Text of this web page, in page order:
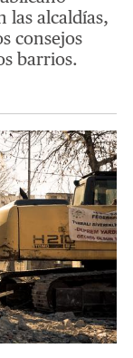
las alcaldías,
consejos
barrios.